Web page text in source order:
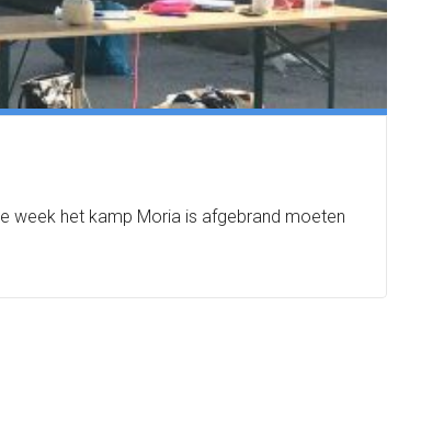
week het kamp Moria is afgebrand moeten